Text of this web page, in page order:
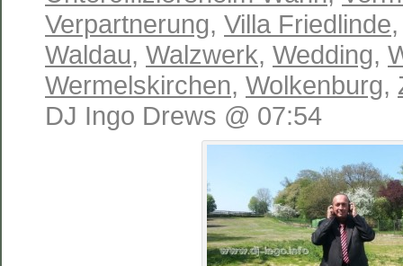
Verpartnerung, Villa Friedlinde
Waldau, Walzwerk, Wedding,
Wermelskirchen, Wolkenburg,
DJ Ingo Drews @ 07:54